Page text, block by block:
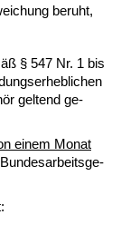
be­ruht,
§ 547 Nr. 1 bis
gel­tend ge­
ei­nem Mo­nat